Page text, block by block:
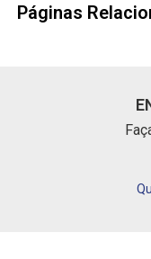
Páginas